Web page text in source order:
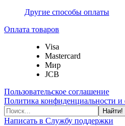
Другие способы оплаты
Оплата товаров
Visa
Mastercard
Мир
JCB
Пользовательское соглашение
Политика конфиденциальности
Найти!
Написать в Службу поддержки